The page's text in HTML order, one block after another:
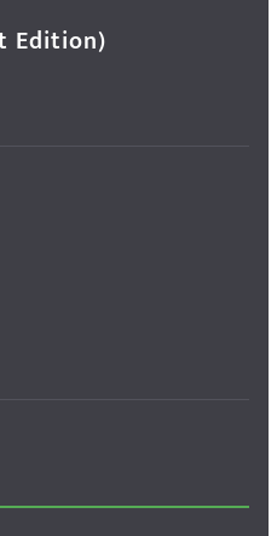
Edition)